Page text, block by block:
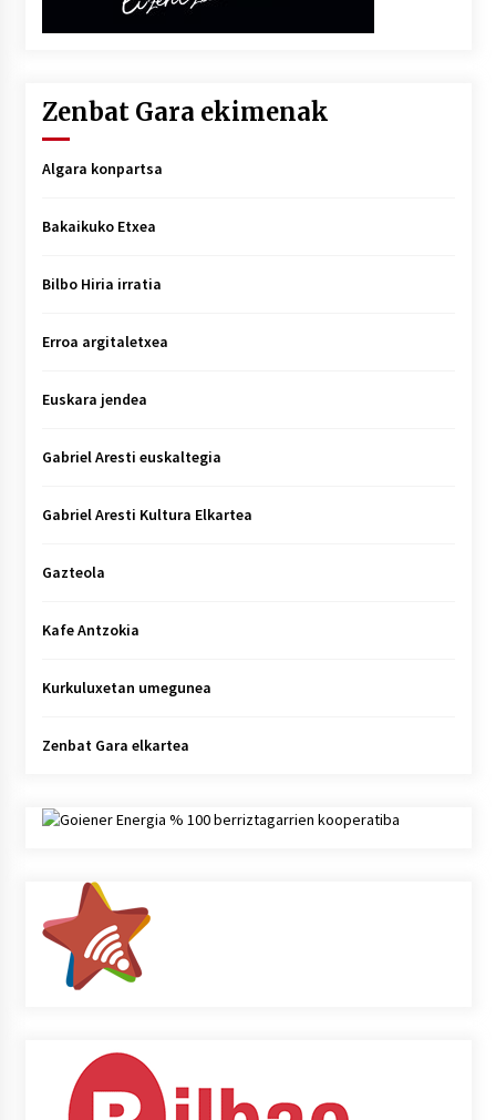
Zenbat Gara ekimenak
Algara konpartsa
Bakaikuko Etxea
Bilbo Hiria irratia
Erroa argitaletxea
Euskara jendea
Gabriel Aresti euskaltegia
Gabriel Aresti Kultura Elkartea
Gazteola
Kafe Antzokia
Kurkuluxetan umegunea
Zenbat Gara elkartea